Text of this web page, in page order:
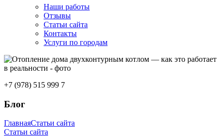
Наши работы
Отзывы
Статьи сайта
Контакты
Услуги по городам
+7 (978) 515 999 7
Блог
ГлавнаяСтатьи сайта
Статьи сайта